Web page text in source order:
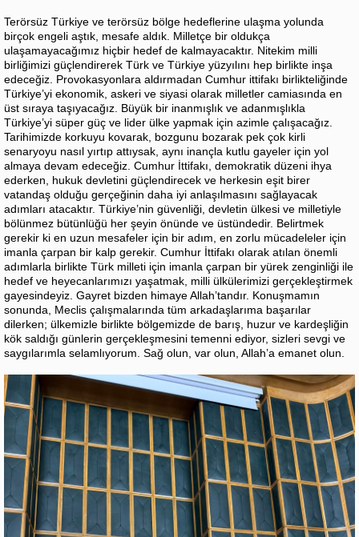
Terörsüz Türkiye ve terörsüz bölge hedeflerine ulaşma yolunda
birçok engeli aştık, mesafe aldık. Milletçe bir oldukça
ulaşamayacağımız hiçbir hedef de kalmayacaktır. Nitekim milli
birliğimizi güçlendirerek Türk ve Türkiye yüzyılını hep birlikte inşa
edeceğiz. Provokasyonlara aldırmadan Cumhur ittifakı birlikteliğinde
Türkiye’yi ekonomik, askeri ve siyasi olarak milletler camiasında en
üst sıraya taşıyacağız. Büyük bir inanmışlık ve adanmışlıkla
Türkiye’yi süper güç ve lider ülke yapmak için azimle çalışacağız.
Tarihimizde korkuyu kovarak, bozgunu bozarak pek çok kirli
senaryoyu nasıl yırtıp attıysak, aynı inançla kutlu gayeler için yol
almaya devam edeceğiz. Cumhur İttifakı, demokratik düzeni ihya
ederken, hukuk devletini güçlendirecek ve herkesin eşit birer
vatandaş olduğu gerçeğinin daha iyi anlaşılmasını sağlayacak
adımları atacaktır. Türkiye’nin güvenliği, devletin ülkesi ve milletiyle
bölünmez bütünlüğü her şeyin önünde ve üstündedir. Belirtmek
gerekir ki en uzun mesafeler için bir adım, en zorlu mücadeleler için
imanla çarpan bir kalp gerekir. Cumhur İttifakı olarak atılan önemli
adımlarla birlikte Türk milleti için imanla çarpan bir yürek zenginliği ile
hedef ve heyecanlarımızı yaşatmak, milli ülkülerimizi gerçekleştirmek
gayesindeyiz. Gayret bizden himaye Allah’tandır. Konuşmamın
sonunda, Meclis çalışmalarında tüm arkadaşlarıma başarılar
dilerken; ülkemizle birlikte bölgemizde de barış, huzur ve kardeşliğin
kök saldığı günlerin gerçekleşmesini temenni ediyor, sizleri sevgi ve
saygılarımla selamlıyorum. Sağ olun, var olun, Allah’a emanet olun.